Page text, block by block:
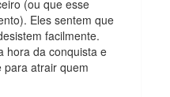
(ou que esse
Eles sentem que
facilmente.
hora da conquista e
para atrair quem